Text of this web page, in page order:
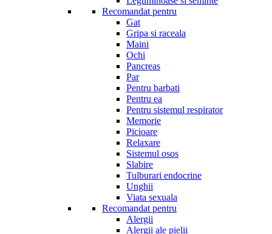
Recomandat pentru
Gat
Gripa si raceala
Maini
Ochi
Pancreas
Par
Pentru barbati
Pentru ea
Pentru sistemul respirator
Memorie
Picioare
Relaxare
Sistemul osos
Slabire
Tulburari endocrine
Unghii
Viata sexuala
Recomandat pentru
Alergii
Alergii ale pielii